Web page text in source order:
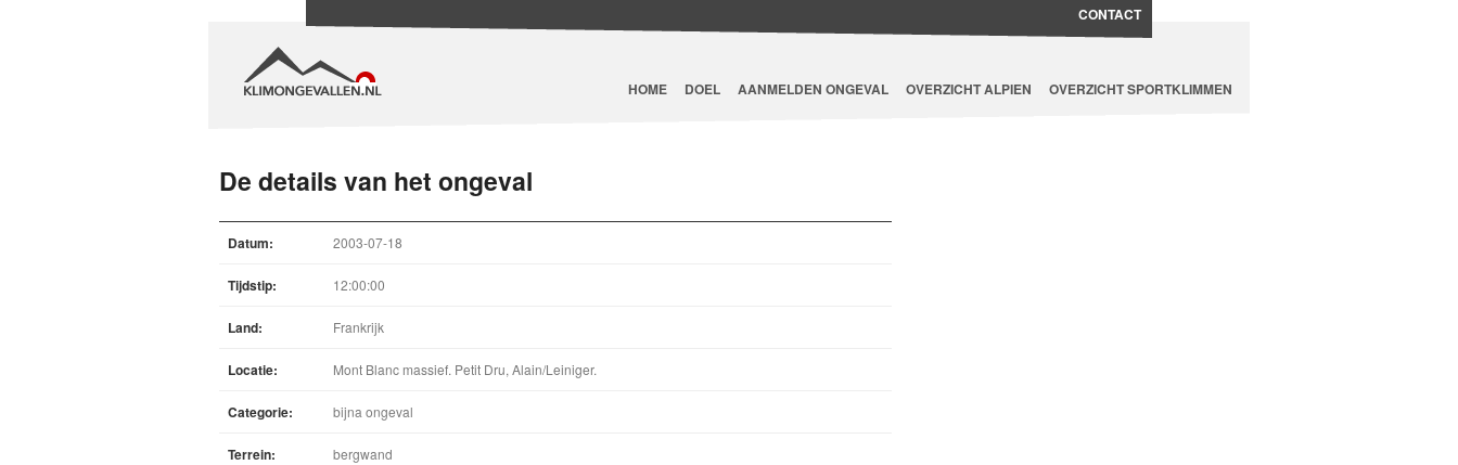
HOME DOEL AANMELDEN ONGEVAL OVERZICHT ALPIEN OVERZICHT SPORTKLIMMEN
CONTACT
De details van het ongeval
Datum: 2003-07-18
Tijdstip: 12:00:00
Land: Frankrijk
Locatie: Mont Blanc massief. Petit Dru, Alain/Leiniger.
Categorie: bijna ongeval
Terrein: bergwand